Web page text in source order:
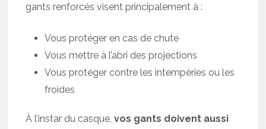
gants renforcés visent principalement à :
Vous protéger en cas de chute
Vous mettre à l’abri des projections
Vous protéger contre les intempéries ou les
froides
À l’instar du casque,vos gants doivent aussi